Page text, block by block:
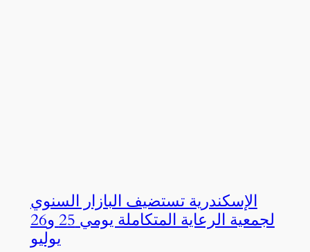
الإسكندرية تستضيف البازار السنوي
لجمعية الرعاية المتكاملة يومي 25 و26
يوليو